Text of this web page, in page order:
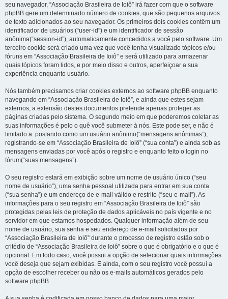
seu navegador, “Associação Brasileira de Ioiô” irá fazer com que o software
phpBB gere um determinado número de cookies, que são pequenos arquivos
de texto adicionados ao seu navegador. Os primeiros dois cookies contêm um
identificador de usuários (“user-id”) e um identificador de sessão
anônima(“session-id”), automaticamente concedidos a você pelo software. Um
terceiro cookie será criado uma vez que você tenha visualizado tópicos e/ou
fóruns em “Associação Brasileira de Ioiô” e será utilizado para armazenar
quais tópicos foram lidos, e por meio disso e outros, aperfeiçoar a sua
experiência enquanto usuário.
Nós também precisamos criar cookies externos ao software phpBB enquanto
navegando em “Associação Brasileira de Ioiô”, e ainda que estes sejam
externos, a extensão destes documentos pretende apenas proteger as
páginas criadas pelo sistema. O segundo meio em que poderemos coletar as
suas informações é pelo o quê você submeter à nós. Este pode ser, e não é
limitado a: postando como um usuário anônimo(“mensagens anônimas”),
registrando-se em “Associação Brasileira de Ioiô” (“sua conta”) e ainda sob as
mensagens enviadas por você após o registro e enquanto feito o login no
fórum(“suas mensagens”).
O seu registro estará em exibição sobre um nome de usuário único (“seu
nome de usuário”), uma senha pessoal utilizada para entrar em sua conta
(“sua senha”) e um endereço de e-mail válido e restrito (“seu e-mail”). As
informações para o seu registro em “Associação Brasileira de Ioiô” são
protegidas pelas leis de proteção de dados aplicáveis no país vigente e no
servidor em que estamos hospedados. Qualquer informação além de seu
nome de usuário, sua senha e seu endereço de e-mail solicitados por
“Associação Brasileira de Ioiô” durante o processo de registro estão sob o
critédio de “Associação Brasileira de Ioiô” sobre o que é obrigatório e o que é
opcional. Em todo caso, você possui a opção de selecionar quais informações
você deseja que sejam exibidas. E ainda, com o seu registro você possui a
opção de escolher receber ou não os e-mails automáticos gerados pelo
software phpBB.